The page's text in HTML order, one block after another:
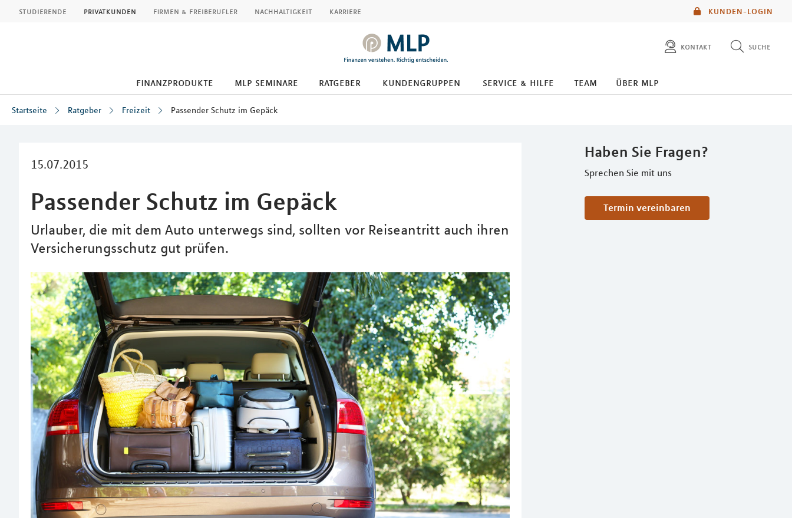
KUNDEN-LOGIN
studierende privatkunden firmen & freiberufler nachhaltigkeit karriere
kontakt suche
diese website durchsuchen
finanzprodukte mlp seminare ratgeber kundengruppen service & hilfe team über mlp
Startseite Ratgeber Freizeit Passender Schutz im Gepäck
15.07.2015
Passender Schutz im Gepäck
Urlauber, die mit dem Auto unterwegs sind, sollten vor Reiseantritt auch ihren
Versicherungsschutz gut prüfen.
Haben Sie Fragen?
Sprechen Sie mit uns
Termin vereinbaren